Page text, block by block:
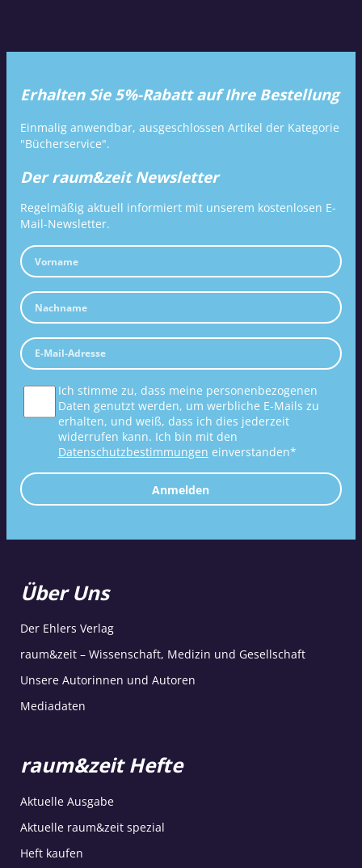
Erhalten Sie 5%-Rabatt auf Ihre Bestellung
Einmalig anwendbar, ausgeschlossen Artikel der Kategorie
"Bücherservice".
Der raum&zeit Newsletter
Regelmäßig aktuell informiert mit unserem kostenlosen E-
Mail-Newsletter.
Ich stimme zu, dass meine personenbezogenen
Daten genutzt werden, um werbliche E-Mails zu
erhalten, und weiß, dass ich dies jederzeit
widerrufen kann. Ich bin mit den
Datenschutzbestimmungen einverstanden*
Anmelden
Über Uns
Der Ehlers Verlag
raum&zeit – Wissenschaft, Medizin und Gesellschaft
Unsere Autorinnen und Autoren
Mediadaten
raum&zeit Hefte
Aktuelle Ausgabe
Aktuelle raum&zeit spezial
Heft kaufen